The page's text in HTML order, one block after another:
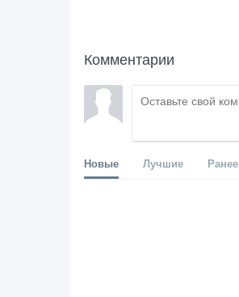
Комментарии
Новые Лучшие Ранее